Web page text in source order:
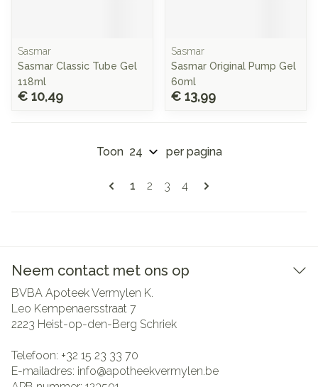
Sasmar
Sasmar Classic Tube Gel
118ml
€ 10,49
Sasmar
Sasmar Original Pump Gel
60ml
€ 13,99
Pagina's
U lees momenteel pagina
1 Pagina
2 Pagina
3 Pagina
4
Toon per pagina
Neem contact met ons op
BVBA Apoteek Vermylen K.
Leo Kempenaersstraat 7
2223 Heist-op-den-Berg Schriek
Telefoon: +32 15 23 33 70
E-mailadres: info@apotheekvermylen.be